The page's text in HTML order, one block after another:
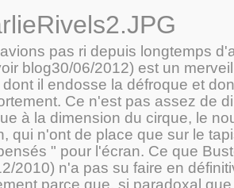
pas ri depuis longtemps
blog30/06/2012) est un
il endosse la défroque et
Ce n'est pas assez de
à la dimension du cirque, le
qui n'ont de place que sur le
" pour l'écran. Ce que
2010) n'a pas su faire en
parce que, si paradoxal